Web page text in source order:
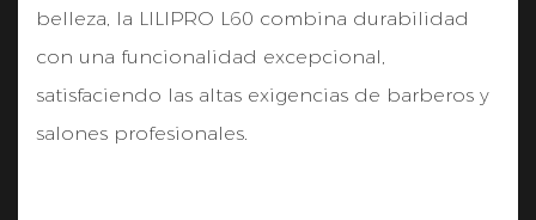
belleza, la LILIPRO L60 combina durabilidad
con una funcionalidad excepcional,
satisfaciendo las altas exigencias de barberos y
salones profesionales.